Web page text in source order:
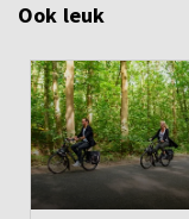
Ook leuk